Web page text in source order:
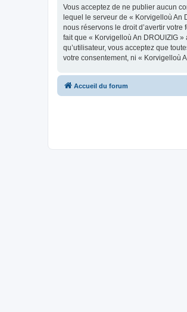
Vous acceptez de ne publier aucun
lequel le serveur de « Korvigelloù An
nous réservons le droit d’avertir
fait que « Korvigelloù An DROUIZIG
qu’utilisateur, vous acceptez que
votre consentement, ni « Korvigelloù
Accueil du forum